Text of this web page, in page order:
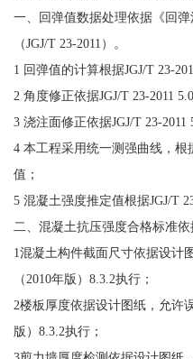
一、回弹值数据处理依据《回
（JGJ/T 23-2011）。
1 回弹值的计算根据JGJ/T 23-
2 角度修正依据JGJ/T 23-2011
3 浇注面修正依据JGJ/T 23-2011
4 本工程采用统一测强曲线，
值；
5 混凝土强度推定值根据JGJ/T
二、混凝土抗压强度合格标准
1混凝土构件截面尺寸依据设计
（2010年版）8.3.2执行；
2楼板厚度依据设计图纸，允许
版）8.3.2执行；